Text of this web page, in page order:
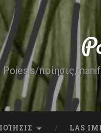
Poiesis/
LAS